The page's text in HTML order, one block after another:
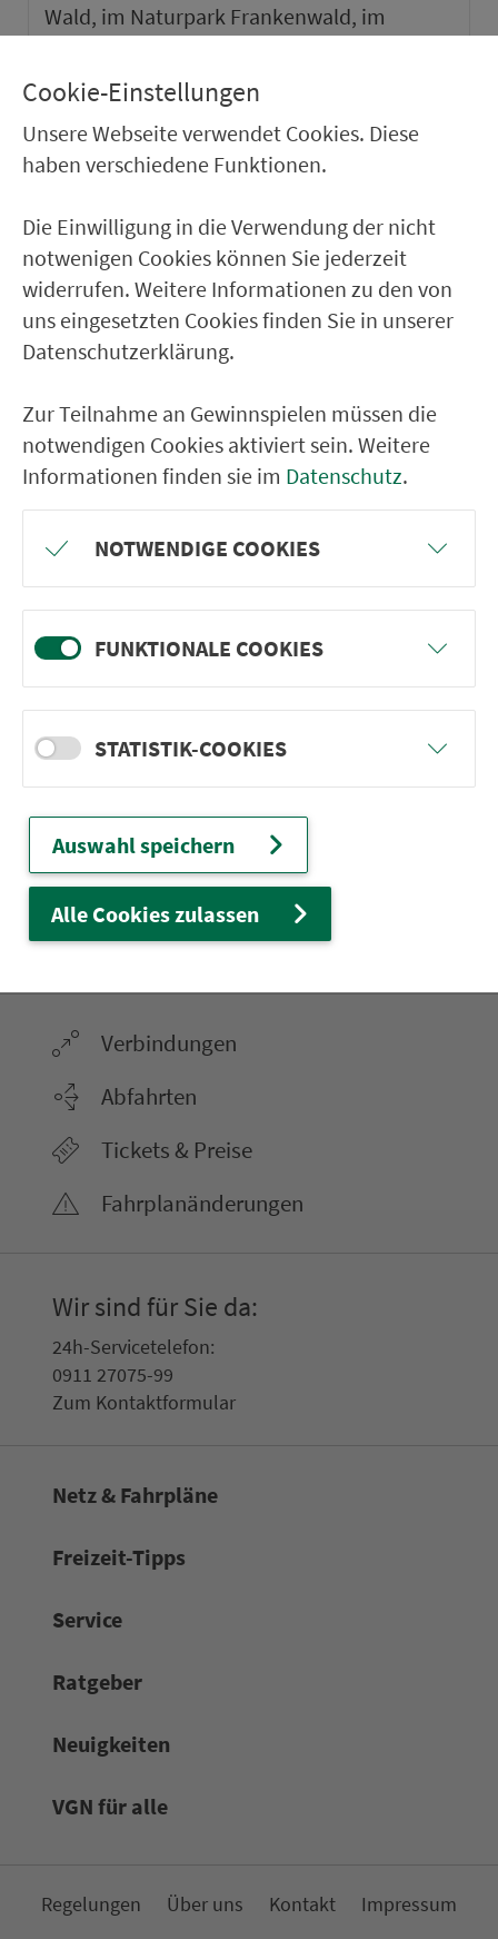
Wald, im Naturpark Frankenwald, im
Franken sowie ein neuer Städtetipp in Roth.
weiter
VGN-SOMMER 2026
Ver­kehrs­ver­bund Groß­raum
Nürn­berg
22.000 Qua­drat­ki­lo­me­ter. 130 Ver­kehrs­un­
ter­neh­men. 1.100 Linien. Eine Fahr­kar­te.
Ver­bin­dungen
Abfahrten
Tickets & Preise
Fahr­plan­ände­rungen
Wir sind für Sie da:
24h-Ser­vice­te­le­fon:
0911 27075-99
Zum Kon­taktformular
Netz & Fahrpläne
Frei­zeit-Tipps
Service
Rat­ge­ber
Neuigkeiten
VGN für alle
Re­ge­lungen Über uns Kon­takt Impressum
Cookie-Einstellungen
Unsere Webseite verwendet Cookies. Diese
haben verschiedene Funktionen.
Die Einwilligung in die Verwendung der nicht
notwenigen Cookies können Sie jederzeit
widerrufen. Weitere Informationen zu den von
uns eingesetzten Cookies finden Sie in unserer
Datenschutzerklärung.
Zur Teilnahme an Gewinnspielen müssen die
notwendigen Cookies aktiviert sein. Weitere
Informationen finden sie im Datenschutz.
NOTWENDIGE COOKIES
FUNKTIONALE COOKIES
STATISTIK-COOKIES
Auswahl speichern
Alle Cookies zulassen